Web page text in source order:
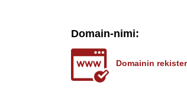
Domain-nimi:
Domainin